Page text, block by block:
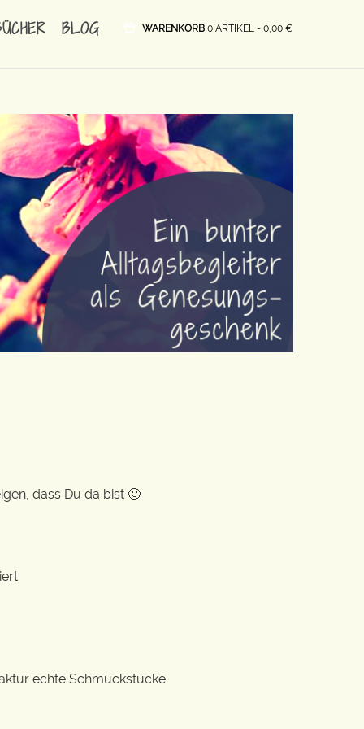
BLOG WARENKORB 0 ARTIKEL - 0,00 €
dass Du da bist 🙂
echte Schmuckstücke.